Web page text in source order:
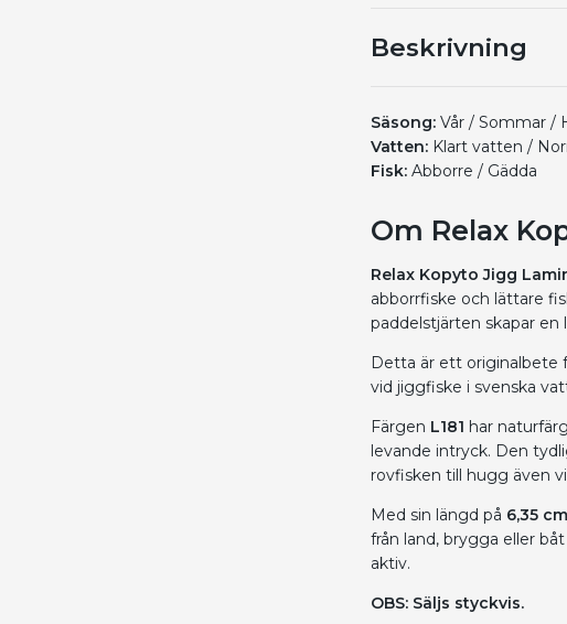
Beskrivning
Säsong: Vår / Sommar /
Vatten: Klart vatten /
Fisk: Abborre / Gädda
Om Relax
Relax Kopyto Jigg
abborrfiske och lättare
paddelstjärten skapar
Detta är ett originalbete
vid jiggfiske i svenska
Färgen L181 har
levande intryck. Den
rovfisken till hugg även
Med sin längd på 6,35 cm
från land, brygga eller
aktiv.
OBS: Säljs styckvis.